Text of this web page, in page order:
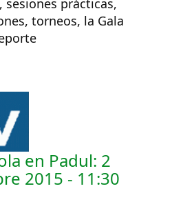
sesiones prácticas,
torneos, la Gala
en Padul: 2
2015 - 11:30